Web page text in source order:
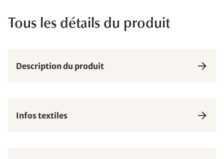
Tous les détails du produit
Description du produit
Infos textiles